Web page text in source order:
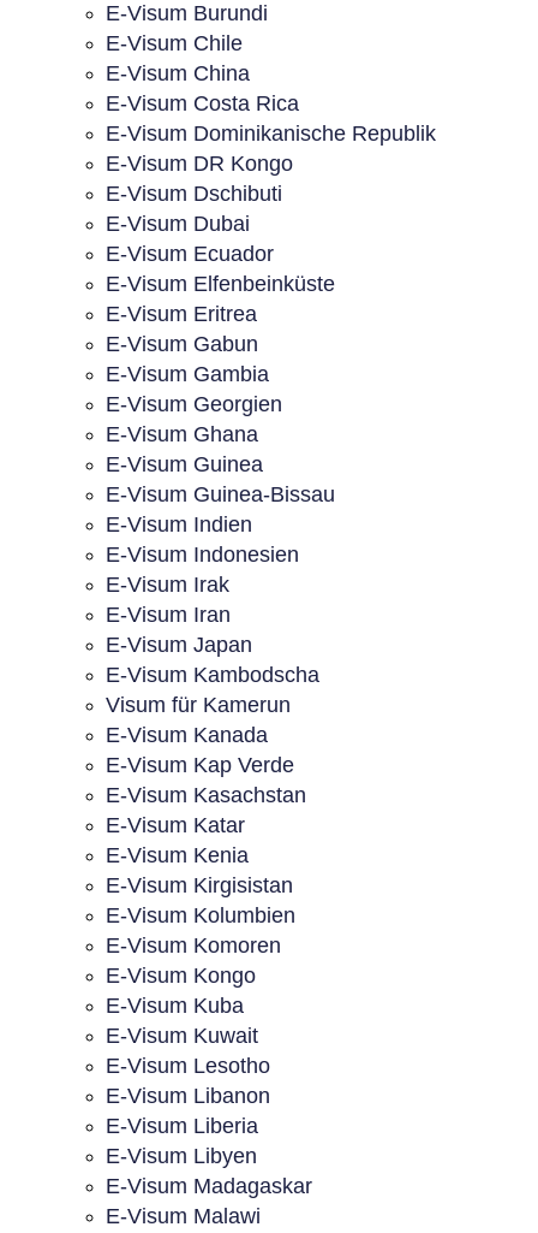
E-Visum Burundi
E-Visum Chile
E-Visum China
E-Visum Costa Rica
E-Visum Dominikanische Republik
E-Visum DR Kongo
E-Visum Dschibuti
E-Visum Dubai
E-Visum Ecuador
E-Visum Elfenbeinküste
E-Visum Eritrea
E-Visum Gabun
E-Visum Gambia
E-Visum Georgien
E-Visum Ghana
E-Visum Guinea
E-Visum Guinea-Bissau
E-Visum Indien
E-Visum Indonesien
E-Visum Irak
E-Visum Iran
E-Visum Japan
E-Visum Kambodscha
Visum für Kamerun
E-Visum Kanada
E-Visum Kap Verde
E-Visum Kasachstan
E-Visum Katar
E-Visum Kenia
E-Visum Kirgisistan
E-Visum Kolumbien
E-Visum Komoren
E-Visum Kongo
E-Visum Kuba
E-Visum Kuwait
E-Visum Lesotho
E-Visum Libanon
E-Visum Liberia
E-Visum Libyen
E-Visum Madagaskar
E-Visum Malawi